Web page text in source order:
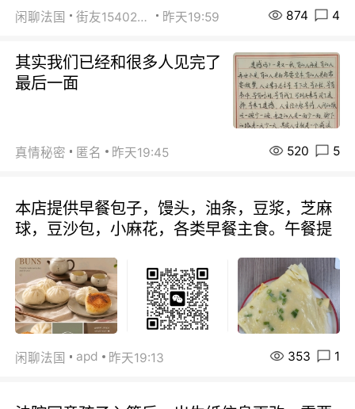
闲聊法国 街友15402223 昨天19:59 874 4
其实我们已经和很多人见完了
最后一面
真情秘密 匿名 昨天19:45 520 5
本店提供早餐包子，馒头，油条，豆浆，芝麻
球，豆沙包，小麻花，各类早餐主食。午餐提
闲聊法国 apd 昨天19:13 353 1